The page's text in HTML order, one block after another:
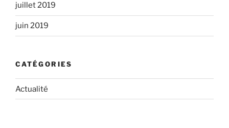
juillet 2019
juin 2019
CATÉGORIES
Actualité